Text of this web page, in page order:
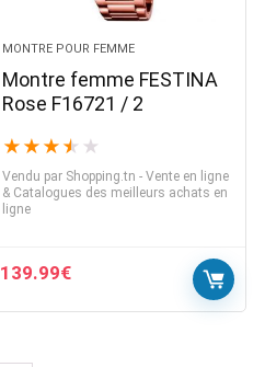
MONTRE POUR FEMME
Montre femme FESTINA
Rose F16721 / 2
★ ★ ★ ★ ★
Vendu parShopping.tn - Vente en ligne
& Catalogues des meilleurs achats en
ligne
139.99€